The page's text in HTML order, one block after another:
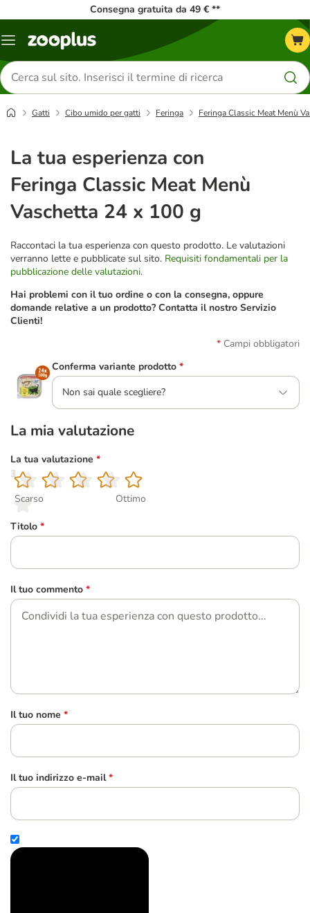
Consegna gratuita da 49 € **
Overview
Cerca
prodotti
Gatti Cibo umido per gatti Feringa Feringa Classic Meat Menù
La tua esperienza con
Feringa Classic Meat Menù
Vaschetta 24 x 100 g
Raccontaci la tua esperienza con questo prodotto. Le valutazioni
verranno lette e pubblicate sul sito. Requisiti fondamentali per la
pubblicazione delle valutazioni.
Hai problemi con il tuo ordine o con la consegna, oppure
domande relative a un prodotto? Contatta il nostro Servizio
Clienti!
Campi obbligatori
Conferma variante prodotto *
Non sai quale scegliere?
La mia valutazione
La tua valutazione *
1
Scarso
2
3
4
5
Ottimo
Titolo *
Il tuo commento *
Il tuo nome *
Il tuo indirizzo e-mail *